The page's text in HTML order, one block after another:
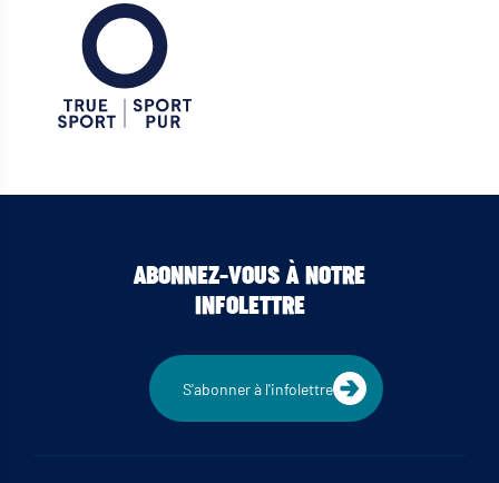
ABONNEZ-VOUS À NOTRE
INFOLETTRE
S'abonner à l'infolettre